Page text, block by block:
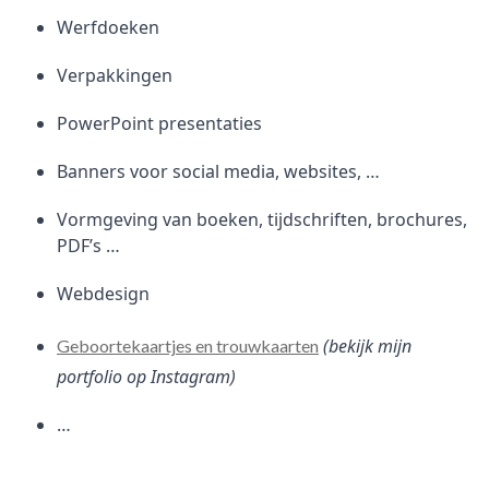
Werfdoeken
Verpakkingen
PowerPoint presentaties
Banners voor social media, websites, …
Vormgeving van boeken, tijdschriften, brochures,
PDF’s …
Webdesign
Geboortekaartjes en trouwkaarten (bekijk mijn
portfolio op Instagram)
…